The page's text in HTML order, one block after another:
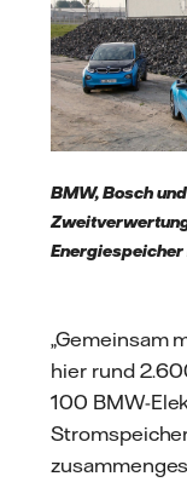
BMW, Bosch
„Gemeinsam
hier rund
100 BMW-